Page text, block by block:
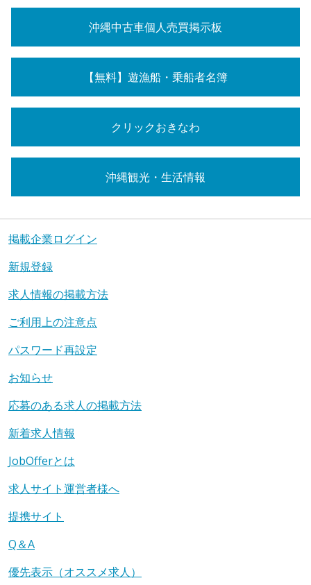
沖縄中古車個人売買掲示板
【無料】遊漁船・乗船者名簿
クリックおきなわ
沖縄観光・生活情報
掲載企業ログイン
新規登録
求人情報の掲載方法
ご利用上の注意点
パスワード再設定
お知らせ
応募のある求人の掲載方法
新着求人情報
JobOfferとは
求人サイト運営者様へ
提携サイト
Q＆A
優先表示（オススメ求人）